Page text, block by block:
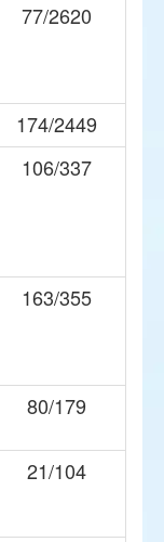
77/2620
174/2449
106/337
163/355
80/179
21/104